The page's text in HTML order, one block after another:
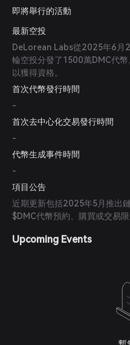
即將舉行的活動
最新空投
DeLorean Labs從2025年6月
輪空投分發了1500萬DMC代
以獲得資格。
首次代幣發行時間
-
首次去中心化交易發行時間
-
代幣生成事件時間
-
項目公告
近期更新包括2025年5月推出
$DMC代幣預約、購買或交易
Upcoming Events